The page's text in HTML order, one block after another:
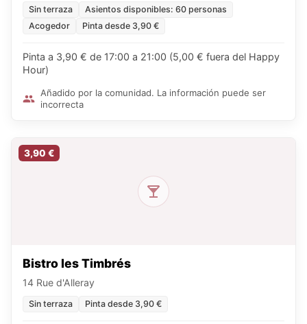
Sin terraza
Asientos disponibles: 60 personas
Acogedor
Pinta desde 3,90 €
Pinta a 3,90 € de 17:00 a 21:00 (5,00 € fuera del Happy
Hour)
Añadido por la comunidad. La información puede ser
incorrecta
3,90 €
Bistro les Timbrés
14 Rue d'Alleray
Sin terraza Pinta desde 3,90 €